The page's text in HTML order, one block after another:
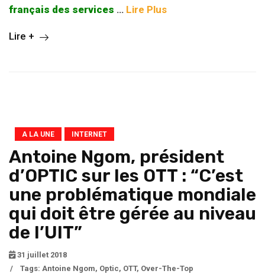
français des services … Lire Plus
Lire +
A LA UNE INTERNET
Antoine Ngom, président
d’OPTIC sur les OTT : “C’est
une problématique mondiale
qui doit être gérée au niveau
de l’UIT”
31 juillet 2018
/
Tags: Antoine Ngom, Optic, OTT, Over-The-Top